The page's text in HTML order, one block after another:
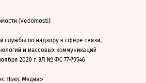
(Vedomosti)
службы по надзору в сфере связи,
и массовых коммуникаций
2020 г. ЭЛ № ФС 77-79546
Ньюс Медиа»